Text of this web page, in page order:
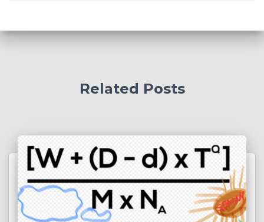
Related Posts